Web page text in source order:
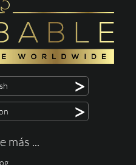
>
>
más ...